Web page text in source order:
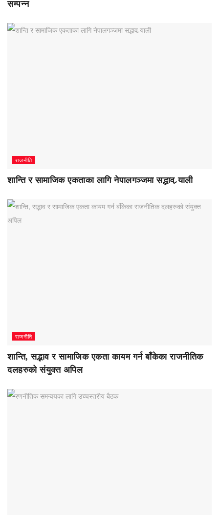
सम्पन्न
राजनीति
शान्ति र सामाजिक एकताका लागि नेपालगञ्जमा सद्भाव र्‍याली
राजनीति
शान्ति, सद्भाव र सामाजिक एकता कायम गर्न बाँकेका राजनीतिक
दलहरुको संयुक्त अपिल